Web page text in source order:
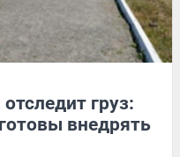
груз:
внедрять